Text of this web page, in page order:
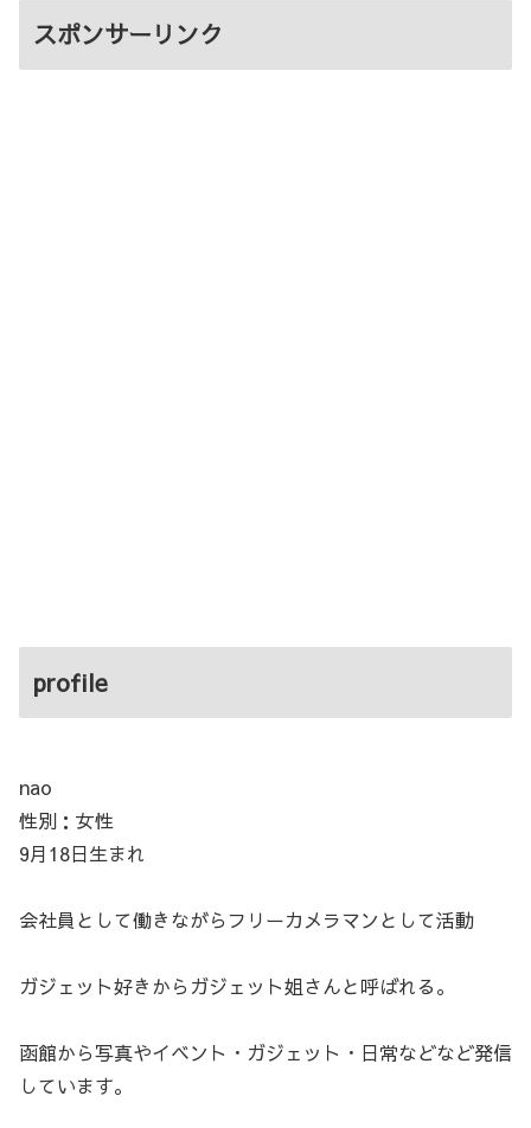
スポンサーリンク
profile
nao
性別：女性
9月18日生まれ
会社員として働きながらフリーカメラマンとして活動
ガジェット好きからガジェット姐さんと呼ばれる。
函館から写真やイベント・ガジェット・日常などなど発信
しています。